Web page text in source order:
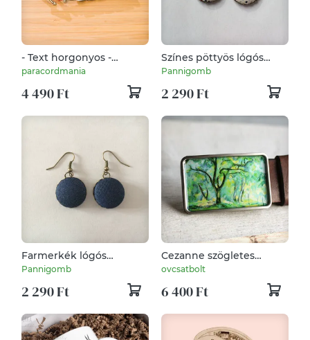
- Text horgonyos -
egyedi betűs állítható
méretű paracord karkötő
paracordmania
4 490 Ft
Színes pöttyös lógós
fülbevaló
Pannigomb
2 290 Ft
Farmerkék lógós
fülbevaló
Pannigomb
2 290 Ft
Cezanne szögletes
övcsat
ovcsatbolt
6 400 Ft